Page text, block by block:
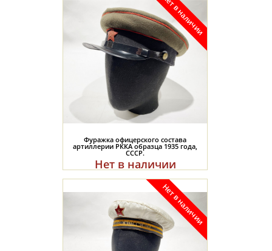
Фуражка офицерского состава
артиллерии РККА образца 1935 года,
СССР.
Нет в наличии